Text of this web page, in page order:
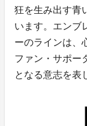
狂を生み出す青
います。エンブ
ーのラインは、
ファン・サポー
となる意志を表